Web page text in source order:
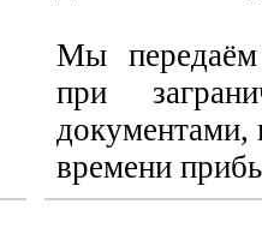
Мы передаём
при
документами,
времени